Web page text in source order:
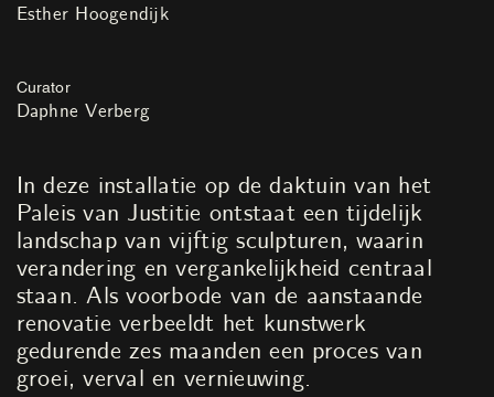
Esther Hoogendijk
Curator
Daphne Verberg
In deze installatie op de daktuin van het
Paleis van Justitie ontstaat een tijdelijk
landschap van vijftig sculpturen, waarin
verandering en vergankelijkheid centraal
staan. Als voorbode van de aanstaande
renovatie verbeeldt het kunstwerk
gedurende zes maanden een proces van
groei, verval en vernieuwing.